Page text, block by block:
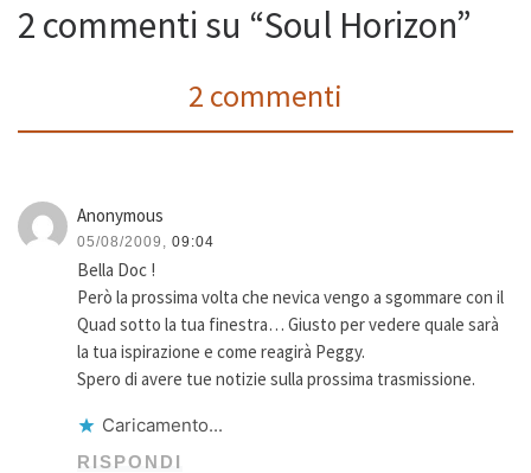
2 commenti su “Soul Horizon”
2 commenti
Anonymous
05/08/2009, 09:04
Bella Doc !
Però la prossima volta che nevica vengo a sgommare con il
Quad sotto la tua finestra… Giusto per vedere quale sarà
la tua ispirazione e come reagirà Peggy.
Spero di avere tue notizie sulla prossima trasmissione.
Caricamento...
RISPONDI